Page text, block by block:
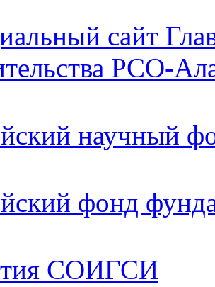
сайт
РСО-
научный
фонд
СОИГСИ